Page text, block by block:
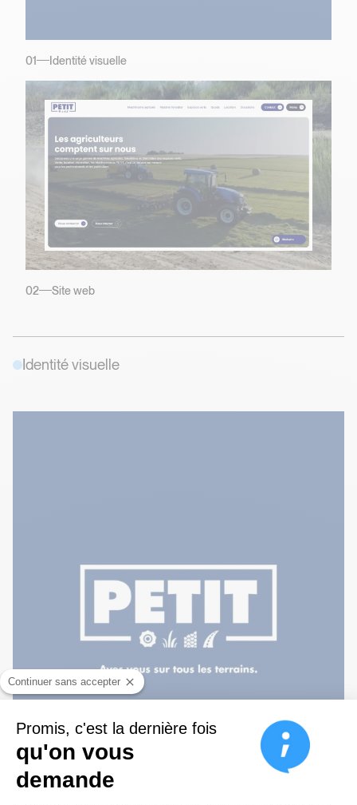
01 Identité visuelle
02 Site web
Identité visuelle
Continuer sans accepter
Promis, c'est la dernière fois
qu'on vous
demande